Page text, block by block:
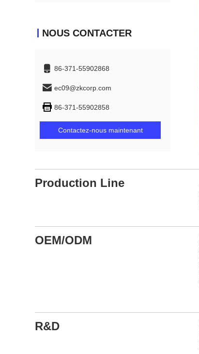
NOUS CONTACTER
86-371-55902868
ec09@zkcorp.com
86-371-55902858
Contactez-nous maintenant
Production Line
OEM/ODM
R&D